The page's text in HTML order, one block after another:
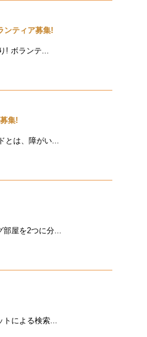
ンティア募集!
! ボランテ...
集!
とは、障がい...
部屋を2つに分...
トによる検索...